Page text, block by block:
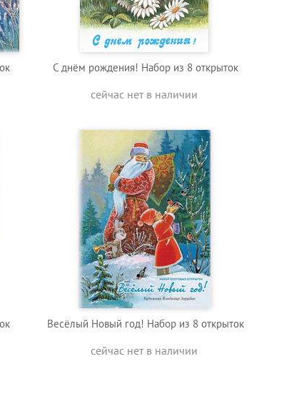
С днём рождения! Набор из 8 открыток
сейчас нет в наличии
Весёлый Новый год! Набор из 8 открыток
сейчас нет в наличии